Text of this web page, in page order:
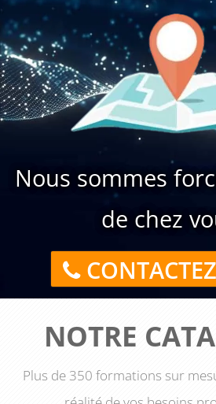
Nous sommes
de chez
NOTRE
Plus de 350 formations sur